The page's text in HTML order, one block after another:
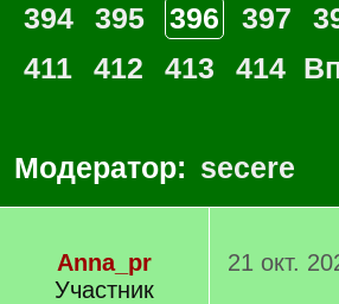
394
395 396 397
411
412 413 414
Модератор: secere
Anna_pr
Участник
21 окт.